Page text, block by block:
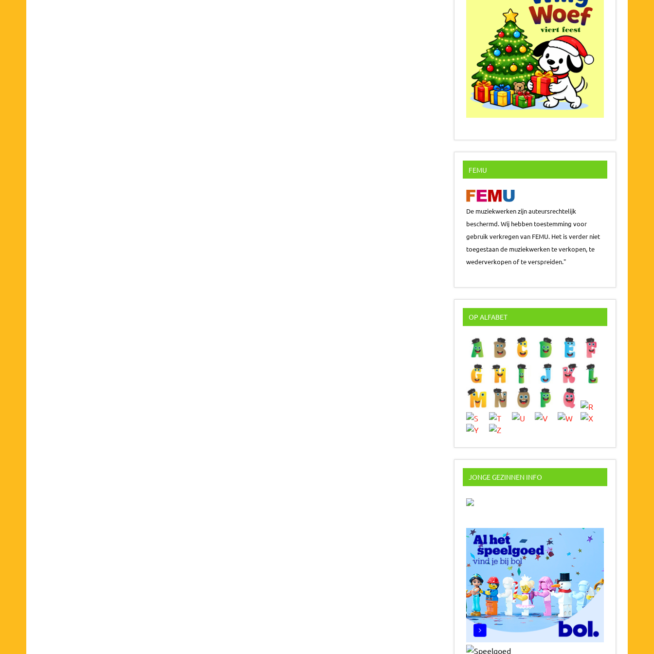
FEMU
De muziekwerken zijn auteursrechtelijk
beschermd. Wij hebben toestemming voor
gebruik verkregen van FEMU. Het is verder niet
toegestaan de muziekwerken te verkopen, te
wederverkopen of te verspreiden."
OP ALFABET
JONGE GEZINNEN INFO